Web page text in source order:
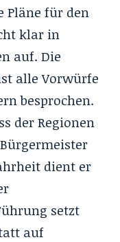
Pläne für den
klar in
auf. Die
alle Vorwürfe
besprochen.
der Regionen
dient er
setzt
auf